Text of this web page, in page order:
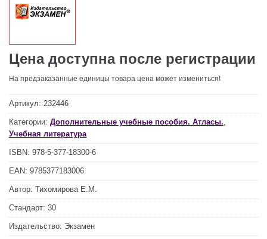
Цена доступна после регистрации
На предзаказанные единицы товара цена может измениться!
Артикул: 232446
Категории: Дополнительные учебные пособия. Атласы.
Учебная литература
ISBN: 978-5-377-18300-6
EAN: 9785377183006
Автор: Тихомирова Е.М.
Стандарт: 30
Издательство: Экзамен